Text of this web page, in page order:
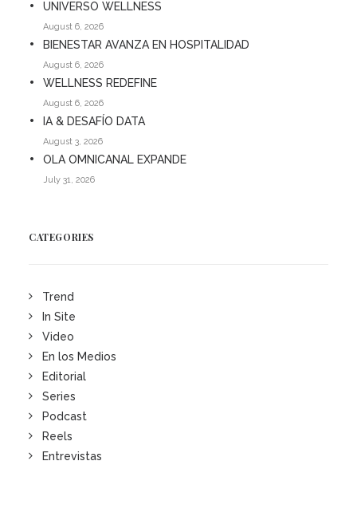
UNIVERSO WELLNESS
August 6, 2026
BIENESTAR AVANZA EN HOSPITALIDAD
August 6, 2026
WELLNESS REDEFINE
August 6, 2026
IA & DESAFÍO DATA
August 3, 2026
OLA OMNICANAL EXPANDE
July 31, 2026
CATEGORIES
Trend
In Site
Video
En los Medios
Editorial
Series
Podcast
Reels
Entrevistas